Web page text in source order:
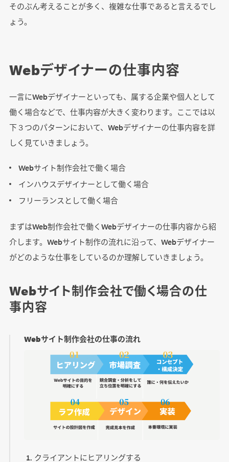
そのぶん考えることが多く、複雑な仕事であると言えるでし
ょう。
Webデザイナーの仕事内容
一言にWebデザイナーといっても、属する企業や個人として
働く場合などで、仕事内容が大きく変わります。ここでは以
下３つのパターンにおいて、Webデザイナーの仕事内容を詳
しく見ていきましょう。
Webサイト制作会社で働く場合
インハウスデザイナーとして働く場合
フリーランスとして働く場合
まずはWeb制作会社で働くWebデザイナーの仕事内容から紹
介します。Webサイト制作の流れに沿って、Webデザイナー
がどのような仕事をしているのか理解していきましょう。
Webサイト制作会社で働く場合の仕
事内容
Webサイト制作会社の仕事の流れ
クライアントにヒアリングする